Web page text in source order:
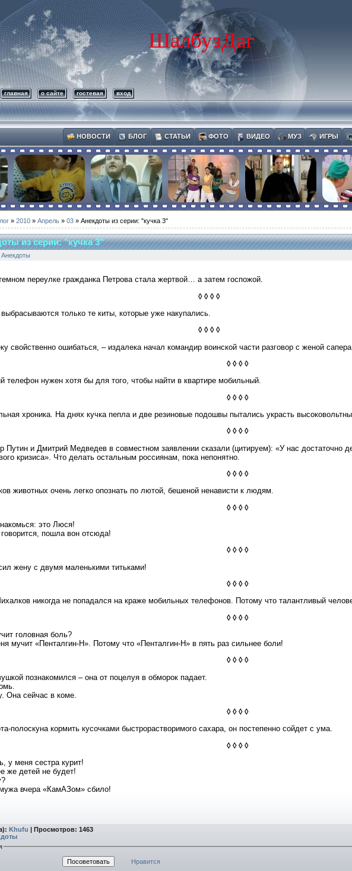
ШалбузДаг
главная о сайте гостевая вход
НОВОСТИ БЛОГ СТАТЬИ ФОТО ВИДЕО МУЗ ИГРЫ
» 2010 » Апрель » 03 » Анекдоты из серии: "кучка 3"
из серии: "кучка 3"
Анекдоты
переулке гражданка Петрова стала жертвой… а затем госпожой.
◊ ◊ ◊ ◊
выбрасываются только те киты, которые уже накупались.
◊ ◊ ◊ ◊
свойственно ошибаться, – издалека начал командир воинской части разговор с женой
◊ ◊ ◊ ◊
телефон нужен хотя бы для того, чтобы найти в квартире мобильный.
◊ ◊ ◊ ◊
хроника. На днях кучка пепла и две резиновые подошвы пытались украсть
◊ ◊ ◊ ◊
Путин и Дмитрий Медведев в совместном заявлении сказали (цитируем): «У нас достаточно
кризиса». Что делать остальным россиянам, пока непонятно.
◊ ◊ ◊ ◊
животных очень легко опознать по лютой, бешеной ненависти к людям.
◊ ◊ ◊ ◊
это Люся!
пошла вон отсюда!
◊ ◊ ◊ ◊
жену с двумя маленькими титьками!
◊ ◊ ◊ ◊
никогда не попадался на краже мобильных телефонов. Потому что талантливый
◊ ◊ ◊ ◊
головная боль?
мучит «Пенталгин-Н». Потому что «Пенталгин-Н» в пять раз сильнее боли!
◊ ◊ ◊ ◊
познакомился – она от поцелуя в обморок падает.
Она сейчас в коме.
◊ ◊ ◊ ◊
полоскуна кормить кусочками быстрорастворимого сахара, он постепенно сойдет с ума.
◊ ◊ ◊ ◊
у меня сестра курит!
же детей не будет!
вчера «КамАЗом» сбило!
Khufu | Просмотров: 1463
Нравится